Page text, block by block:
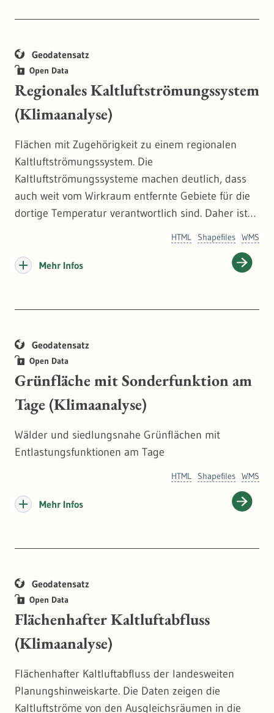
Geodatensatz
Open Data
Regionales Kaltluftströmungssystem
(Klimaanalyse)
Flächen mit Zugehörigkeit zu einem regionalen
Kaltluftströmungssystem. Die
Kaltluftströmungssysteme machen deutlich, dass
auch weit vom Wirkraum entfernte Gebiete für die
dortige Temperatur verantwortlich sind. Daher ist
auch in überregionalen Planungen von Bedeutung.
Die zugehörigen Flächen der
WMS
Shapefiles
HTML
Mehr Infos
Geodatensatz
Open Data
Grünfläche mit Sonderfunktion am
Tage (Klimaanalyse)
Wälder und siedlungsnahe Grünflächen mit
Entlastungsfunktionen am Tage
WMS
Shapefiles
HTML
Mehr Infos
Geodatensatz
Open Data
Flächenhafter Kaltluftabfluss
(Klimaanalyse)
Flächenhafter Kaltluftabfluss der landesweiten
Planungshinweiskarte. Die Daten zeigen die
Kaltluftströme von den Ausgleichsräumen in die